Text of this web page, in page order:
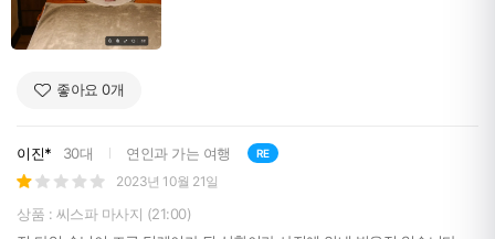
좋아요 0개
이진* 30대 연인과 가는 여행 RE
2023년 10월 21일
상품 : 씨스파 마사지 (21:00)